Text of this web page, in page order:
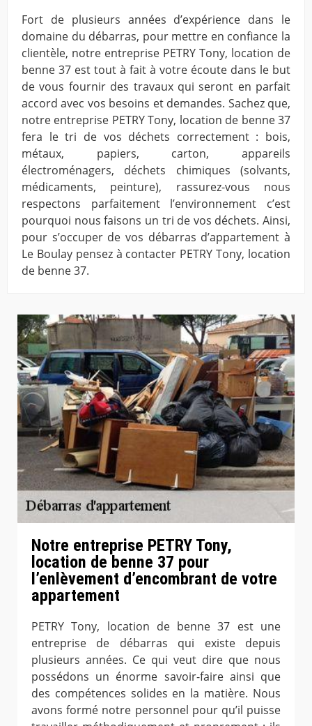
Fort de plusieurs années d’expérience dans le
domaine du débarras, pour mettre en confiance la
clientèle, notre entreprise PETRY Tony, location de
benne 37 est tout à fait à votre écoute dans le but
de vous fournir des travaux qui seront en parfait
accord avec vos besoins et demandes. Sachez que,
notre entreprise PETRY Tony, location de benne 37
fera le tri de vos déchets correctement : bois,
métaux, papiers, carton, appareils
électroménagers, déchets chimiques (solvants,
médicaments, peinture), rassurez-vous nous
respectons parfaitement l’environnement c’est
pourquoi nous faisons un tri de vos déchets. Ainsi,
pour s’occuper de vos débarras d’appartement à
Le Boulay pensez à contacter PETRY Tony, location
de benne 37.
Notre entreprise PETRY Tony,
location de benne 37 pour
l’enlèvement d’encombrant de votre
appartement
PETRY Tony, location de benne 37 est une
entreprise de débarras qui existe depuis
plusieurs années. Ce qui veut dire que nous
possédons un énorme savoir-faire ainsi que
des compétences solides en la matière. Nous
avons formé notre personnel pour qu’il puisse